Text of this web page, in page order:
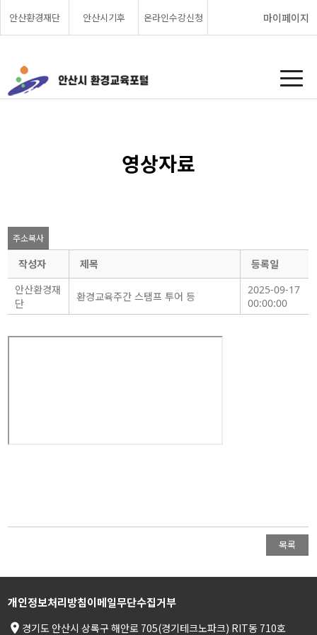
안산환경재단 안산시기후 온라인수강신청 마이페이지
영상자료
주소복사
작성자 제목
등록일
안산환경재
단
환경교육주간 스탬프 투어 등
2025-09-17
00:00:00
목록
개인정보처리방침이메일무단수집거부
place 경기도 안산시 상록구 해안로 705(경기테크노파크) RIT동 710호